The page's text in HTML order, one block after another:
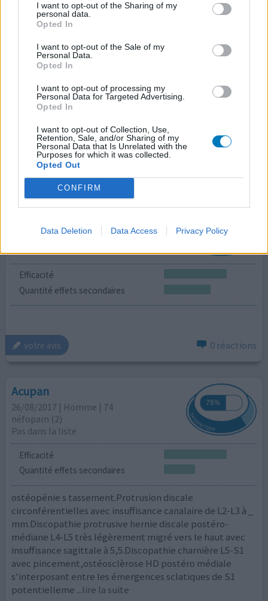
I want to opt-out of the Sharing of my
personal data.
Opted In
I want to opt-out of the Sale of my
Personal Data.
Opted In
I want to opt-out of processing my
Personal Data for Targeted Advertising.
Opted In
I want to opt-out of Collection, Use,
Retention, Sale, and/or Sharing of my
Personal Data that Is Unrelated with the
Purposes for which it was collected.
Opted Out
CONFIRM
Data Deletion Data Access Privacy Policy
Acupan
09/10/2017 | Femme | 51
néfopam (20mg)
Douleur articulaire
Efficacité
Quantité effets secondaires
Iefficace dans mon cas malgré 2 ampoules en 1 prise
votre avis
Acupan
27/09/2017 | Homme | 45
Arthrose
Efficacité
Quantité effets secondaires
votre avis 0 réactions
Acupan
26/08/2017 | Homme | 74
néfopam (2)
Pas dans la liste
Efficacité
Quantité effets secondaires
ostéopénie s tassement.Protrusion discale
circonférentielles avec insuffisance canalaire de L2-L3 à _
mm.Discopathie protrusive hernie discale postéro-
médiane L4-L5 très légèrement migré vers le haut avec
insuffisance sagittale à 5,5.Discopathie charnière L5-S1
avec pincement,ostéosclèrose HD postéro médiale
s'interposant entre les émergences scIatiques de S1
potentielleme ...lire la suite